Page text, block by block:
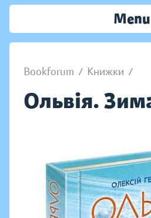
Menu
Bookforum / Книжки /
Ольвія.